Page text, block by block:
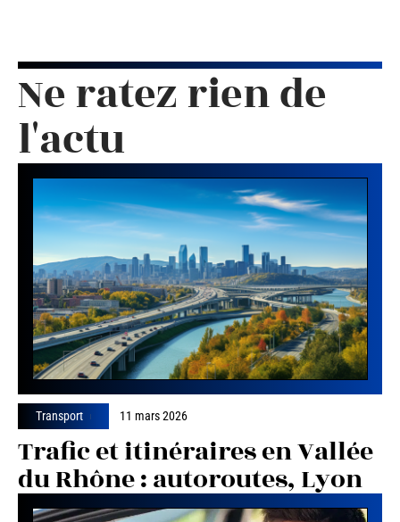
Ne ratez rien de
l'actu
Transport 11 mars 2026
Trafic et itinéraires en Vallée
du Rhône : autoroutes, Lyon